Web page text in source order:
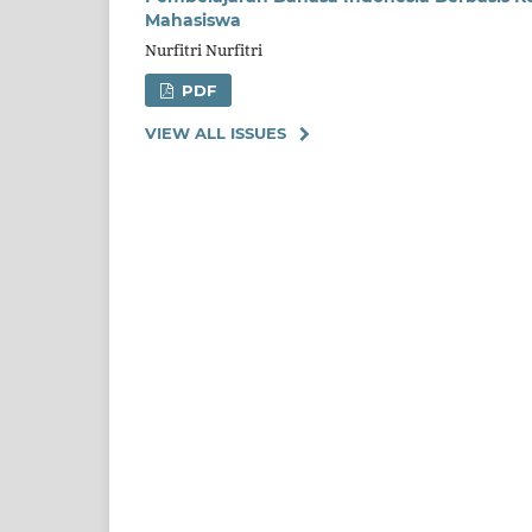
Mahasiswa
Nurfitri Nurfitri
PDF
VIEW ALL ISSUES